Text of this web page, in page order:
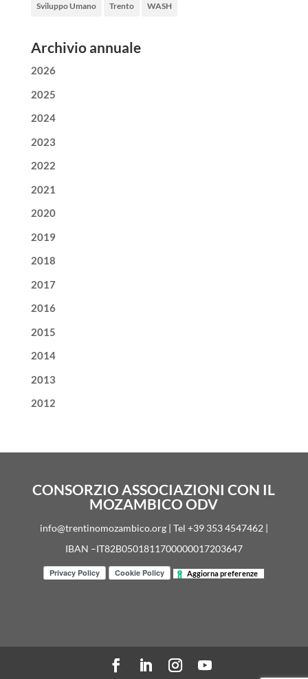
Sviluppo Umano Trento WASH
Archivio annuale
2026
2025
2024
2023
2022
2021
2020
2019
2018
2017
2016
2015
2014
2013
2012
CONSORZIO ASSOCIAZIONI CON IL
MOZAMBICO ODV
info@trentinomozambico.org | Tel +39 353 4547462 |
IBAN –IT82B0501811700000017203647
Aggiorna preferenze